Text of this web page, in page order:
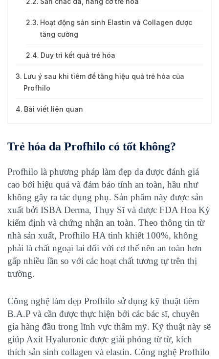
Hoạt động sản sinh Elastin và Collagen được
tăng cường
Duy trì kết quả trẻ hóa
Lưu ý sau khi tiêm để tăng hiệu quả trẻ hóa của
Profhilo
Bài viết liên quan
Trẻ hóa da Profhilo có tốt không?
Profhilo là phương pháp làm đẹp da được đánh giá
cao bởi hiệu quả và đảm bảo tính an toàn, hầu như
không gây ra tác dụng phụ. Sản phẩm này được sản
xuất bởi ISBA Derma, Thụy Sĩ và được FDA Hoa Kỳ
kiểm định và chứng nhận an toàn. Theo thông tin từ
nhà sản xuất, Profhilo HA tinh khiết 100%, không
phải là chất ngoại lai đối với cơ thể nên an toàn hơn
gấp nhiều lần so với các hoạt chất tương tự trên thị
trường.
Công nghệ làm đẹp Profhilo sử dụng kỹ thuật tiêm
B.A.P và cần được thực hiện bởi các bác sĩ, chuyên
gia hàng đầu trong lĩnh vực thẩm mỹ. Kỹ thuật này sẽ
giúp Axit Hyaluronic được giải phóng từ từ, kích
thích sản sinh collagen và elastin. Công nghệ Profhilo